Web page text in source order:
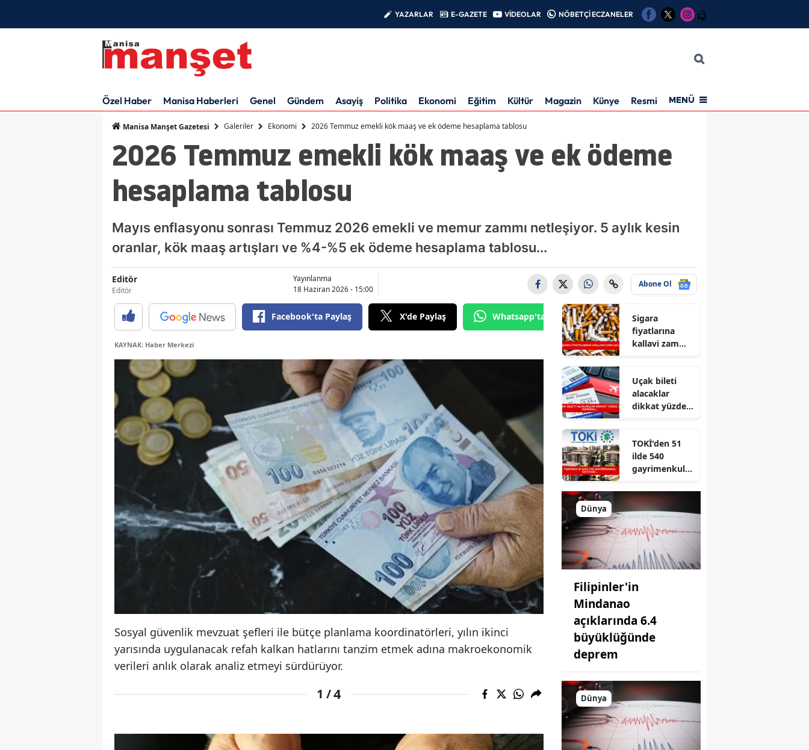
YAZARLAR E-GAZETE VİDEOLAR NÖBETÇİ ECZANELER 12
Özel Haber Manisa Haberleri Genel Gündem Asayiş Politika Ekonomi Eğitim Kültür Magazin Künye Resmi İlanMENÜ
Manisa Manşet Gazetesi Galeriler Ekonomi 2026 Temmuz emekli kök maaş ve ek ödeme hesaplama tablosu
2026 Temmuz emekli kök maaş ve ek ödeme
hesaplama tablosu
Mayıs enflasyonu sonrası Temmuz 2026 emekli ve memur zammı netleşiyor. 5 aylık kesin
oranlar, kök maaş artışları ve %4-%5 ek ödeme hesaplama tablosu...
Editör
Editör
Yayınlanma
18 Haziran 2026 - 15:00
Abone Ol
Facebook'ta Paylaş X'de Paylaş Whatsapp'tan Gönder
KAYNAK: Haber Merkezi
Sosyal güvenlik mevzuat şefleri ile bütçe planlama koordinatörleri, yılın ikinci
yarısında uygulanacak refah kalkan hatlarını tanzim etmek adına makroekonomik
verileri anlık olarak analiz etmeyi sürdürüyor.
1 /4
Sigara
fiyatlarına
kallavi zam
Uçak bileti
alacaklar
dikkat yüzde
TOKİ'den 51
ilde 540
gayrimenkul
Dünya
Filipinler'in
Mindanao
açıklarında 6.4
büyüklüğünde
deprem
Dünya